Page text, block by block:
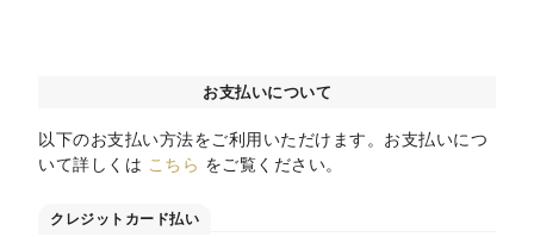
お支払いについて
以下のお支払い方法をご利用いただけます。お支払いにつ
いて詳しくは こちら をご覧ください。
クレジットカード払い